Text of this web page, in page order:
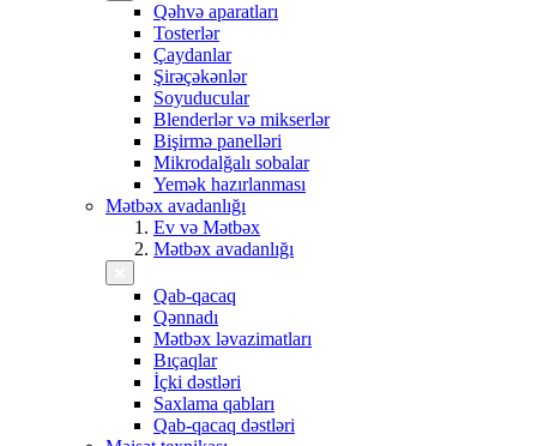
Qəhvə aparatları
Tosterlər
Çaydanlar
Şirəçəkənlər
Soyuducular
Blenderlər və mikserlər
Bişirmə panelləri
Mikrodalğalı sobalar
Yemək hazırlanması
Mətbəx avadanlığı
Ev və Mətbəx
Mətbəx avadanlığı
Qab-qacaq
Qənnadı
Mətbəx ləvazimatları
Bıçaqlar
İçki dəstləri
Saxlama qabları
Qab-qacaq dəstləri